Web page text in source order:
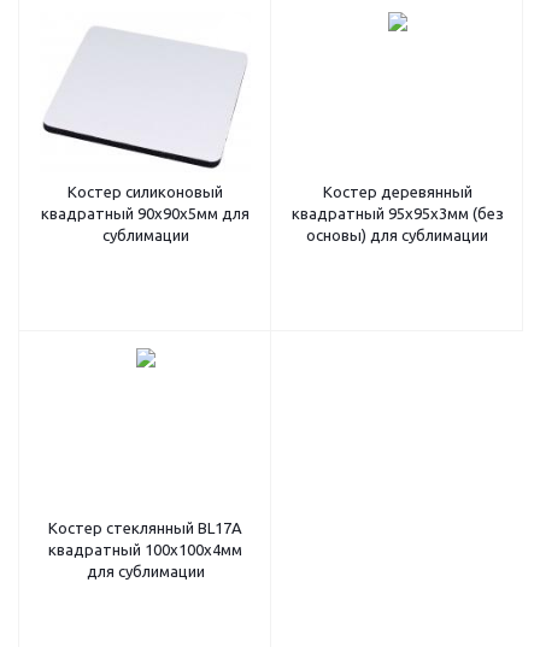
Костер силиконовый
квадратный 90х90х5мм для
сублимации
Костер деревянный
квадратный 95х95х3мм (без
основы) для сублимации
Костер стеклянный BL17A
квадратный 100х100х4мм
для сублимации